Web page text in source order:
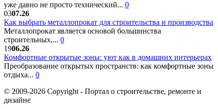
уже давно не просто технический... 0
0307.26
Как выбрать металлопрокат для строительства и производства
Металлопрокат является основой большинства
строительных,... 0
1906.26
Комфортные открытые зоны: уют как в домашних интерьерах
Преобразование открытых пространств: как комфортные зоны
отдыха... 0
© 2009-2026 Copyright - Портал о строительстве, ремонте и
дизайне